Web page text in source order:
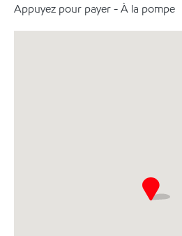
Appuyez pour payer - À la pompe